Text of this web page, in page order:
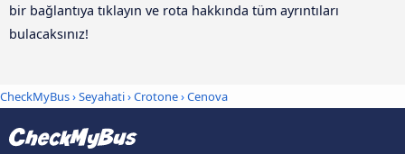
bir bağlantıya tıklayın ve rota hakkında tüm ayrıntıları
bulacaksınız!
CheckMyBus›Seyahati›Crotone›Cenova